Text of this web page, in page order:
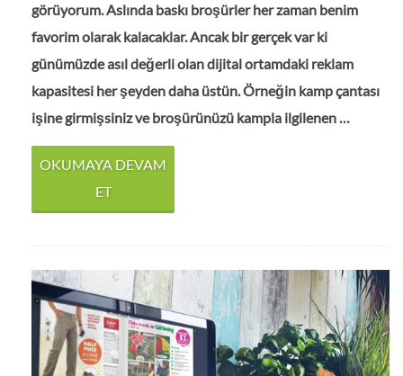
görüyorum. Aslında baskı broşürler her zaman benim
favorim olarak kalacaklar. Ancak bir gerçek var ki
günümüzde asıl değerli olan dijital ortamdaki reklam
kapasitesi her şeyden daha üstün. Örneğin kamp çantası
işine girmişsiniz ve broşürünüzü kampla ilgilenen …
OKUMAYA DEVAM
ET